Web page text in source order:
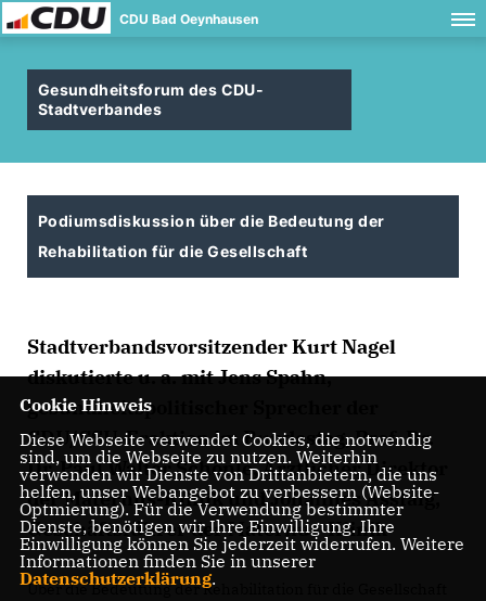
CDU Bad Oeynhausen
Gesundheitsforum des CDU-
Stadtverbandes
Podiumsdiskussion über die Bedeutung der
Rehabilitation für die Gesellschaft
Stadtverbandsvorsitzender Kurt Nagel
diskutierte u. a. mit Jens Spahn,
gesundheitspolitischer Sprecher der
CDU/CSU-Fraktion im Bundestag, Prof. Dr.
Dr. Paul Walter Schönle, Ärztlicher Direktor
der Maternus-Klinik und Johannes Assfalg,
Geschäftsführer der Maternus-Klinik
Über die Bedeutung der Rehabilitation für die Gesellschaft
Cookie Hinweis
Diese Webseite verwendet Cookies, die notwendig
sind, um die Webseite zu nutzen. Weiterhin
verwenden wir Dienste von Drittanbietern, die uns
helfen, unser Webangebot zu verbessern (Website-
Optmierung). Für die Verwendung bestimmter
Dienste, benötigen wir Ihre Einwilligung. Ihre
Einwilligung können Sie jederzeit widerrufen. Weitere
Informationen finden Sie in unserer
Datenschutzerklärung.